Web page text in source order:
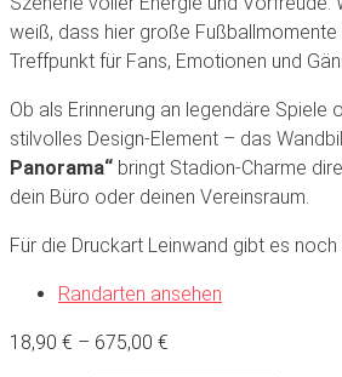
weiß, dass hier große Fußballmomente
Treffpunkt für Fans, Emotionen und
Ob als Erinnerung an legendäre Spiele
stilvolles Design-Element – das
Panorama“ bringt Stadion-Charme
dein Büro oder deinen Vereinsraum.
Für die Druckart Leinwand gibt es noch
Randarten ansehen
18,90 € – 675,00 €